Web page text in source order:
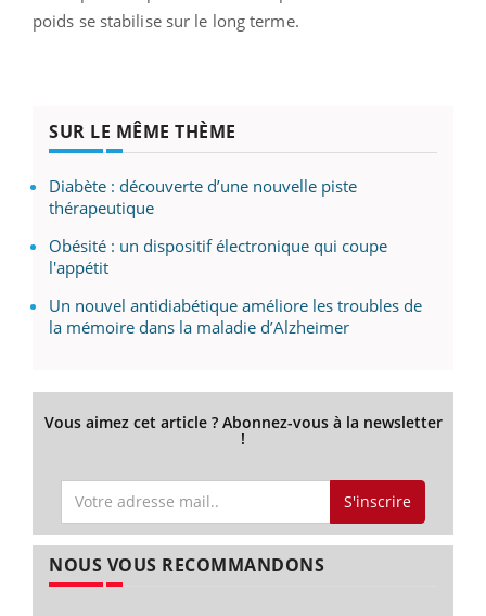
poids se stabilise sur le long terme.
SUR LE MÊME THÈME
Diabète : découverte d’une nouvelle piste
thérapeutique
Obésité : un dispositif électronique qui coupe
l'appétit
Un nouvel antidiabétique améliore les troubles de
la mémoire dans la maladie d’Alzheimer
Vous aimez cet article ? Abonnez-vous à la newsletter
!
S'inscrire
NOUS VOUS RECOMMANDONS